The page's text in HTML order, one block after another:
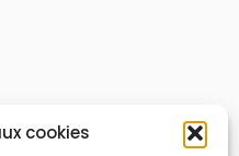
cookies